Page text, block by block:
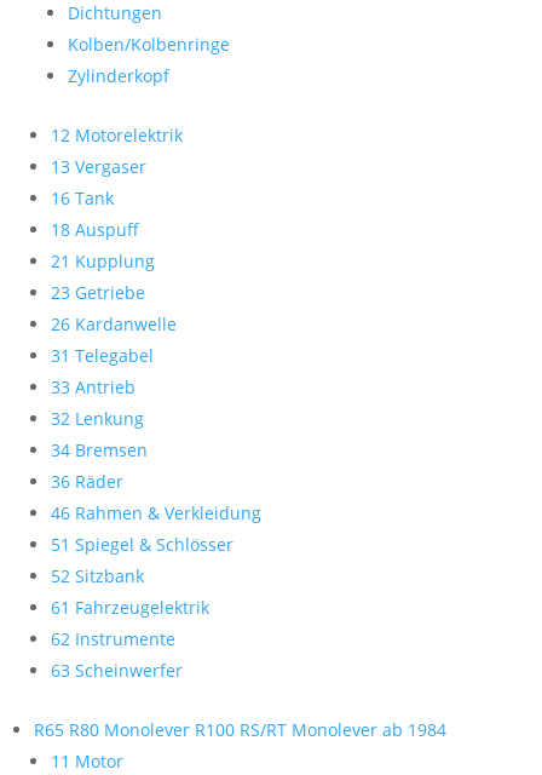
Dichtungen
Kolben/Kolbenringe
Zylinderkopf
12 Motorelektrik
13 Vergaser
16 Tank
18 Auspuff
21 Kupplung
23 Getriebe
26 Kardanwelle
31 Telegabel
33 Antrieb
32 Lenkung
34 Bremsen
36 Räder
46 Rahmen & Verkleidung
51 Spiegel & Schlösser
52 Sitzbank
61 Fahrzeugelektrik
62 Instrumente
63 Scheinwerfer
R65 R80 Monolever R100 RS/RT Monolever ab 1984
11 Motor